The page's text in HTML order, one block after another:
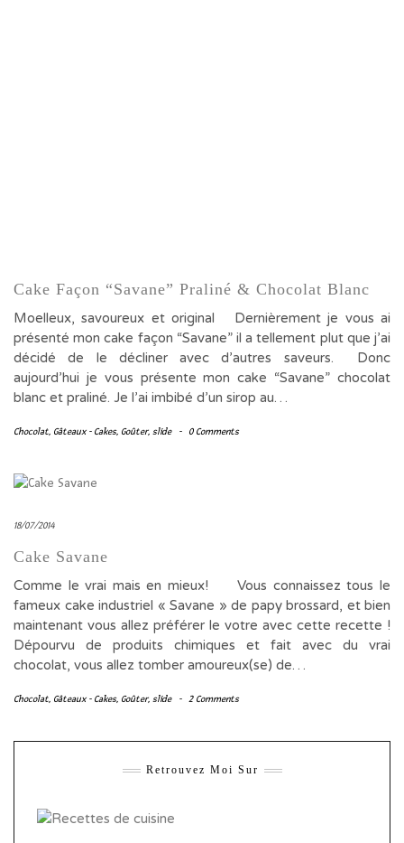
Cake Façon “Savane” Praliné & Chocolat Blanc
Moelleux, savoureux et original Dernièrement je vous ai
présenté mon cake façon “Savane” il a tellement plut que j’ai
décidé de le décliner avec d’autres saveurs. Donc
aujourd’hui je vous présente mon cake “Savane” chocolat
blanc et praliné. Je l’ai imbibé d’un sirop au…
Chocolat, Gâteaux - Cakes, Goûter, slide - 0 Comments
18/07/2014
Cake Savane
Comme le vrai mais en mieux! Vous connaissez tous le
fameux cake industriel « Savane » de papy brossard, et bien
maintenant vous allez préférer le votre avec cette recette !
Dépourvu de produits chimiques et fait avec du vrai
chocolat, vous allez tomber amoureux(se) de…
Chocolat, Gâteaux - Cakes, Goûter, slide - 2 Comments
Retrouvez Moi Sur